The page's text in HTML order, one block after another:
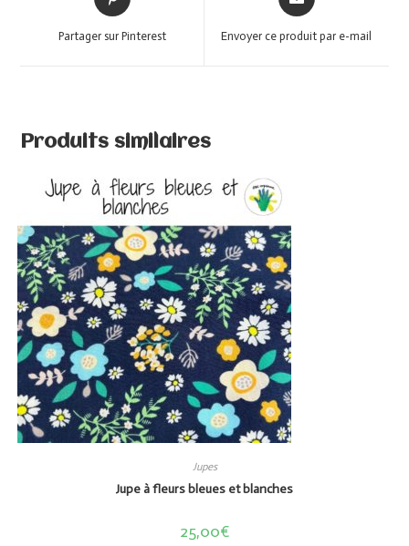
Partager sur Pinterest Envoyer ce produit par e-mail
Produits similaires
Jupes
Jupe à fleurs bleues et blanches
25,00€